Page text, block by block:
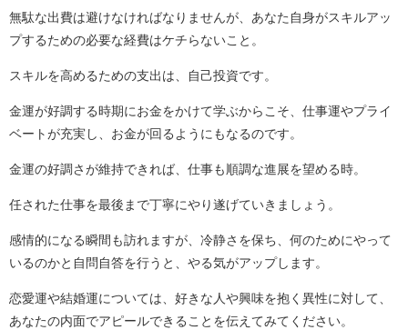
無駄な出費は避けなければなりませんが、あなた自身がスキルアッ
プするための必要な経費はケチらないこと。
スキルを高めるための支出は、自己投資です。
金運が好調する時期にお金をかけて学ぶからこそ、仕事運やプライ
ベートが充実し、お金が回るようにもなるのです。
金運の好調さが維持できれば、仕事も順調な進展を望める時。
任された仕事を最後まで丁寧にやり遂げていきましょう。
感情的になる瞬間も訪れますが、冷静さを保ち、何のためにやって
いるのかと自問自答を行うと、やる気がアップします。
恋愛運や結婚運については、好きな人や興味を抱く異性に対して、
あなたの内面でアピールできることを伝えてみてください。